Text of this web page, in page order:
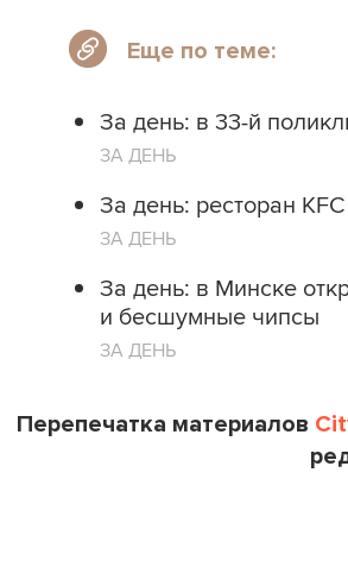
Еще по теме:
За день: в 33-й
ЗА ДЕНЬ
За день: ресторан
ЗА ДЕНЬ
За день: в Минске
и бесшумные чипсы
ЗА ДЕНЬ
Перепечатка материалов